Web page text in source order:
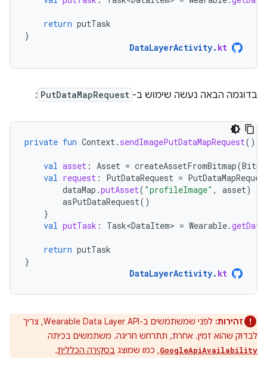
return putTask
}
DataLayerActivity. kt
בדוגמה הבאה נעשה שימוש ב- PutDataMapRequest
:
private fun Context. sendImagePutDataMapRequest():
val asset : Asset = createAssetFromBitmap(
val request : PutDataRequest =
dataMap .putAsset( "profileImage" , asset)
asPutDataRequest()
}
val putTask : Task<DataItem> = Wearable.
return putTask
}
DataLayerActivity. kt
זהירות:
לפני שמשתמשים ב-Wearable Data Layer API, צריך
לבדוק שהוא זמין. אחרת, תתרחש חריגה. משתמשים בכיתה
GoogleApiAvailability, כמו שמוצג בסקירה הכללית.